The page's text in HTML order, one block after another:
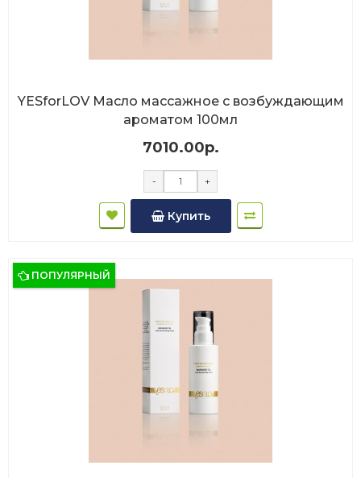
YESforLOV Масло массажное с возбуждающим
ароматом 100мл
7010.00р.
- +
Купить
ПОПУЛЯРНЫЙ